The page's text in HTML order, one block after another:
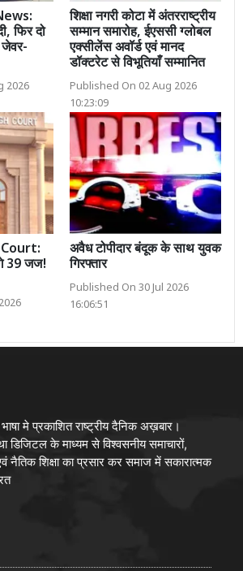
फिर दो
जेवर-
2026
शिक्षा नगरी कोटा में अंतरराष्ट्रीय
सम्मान समारोह, ईएससी ग्लोबल
एक्सीलेंस अवॉर्ड एवं मानद
डॉक्टरेट से विभूतियाँ सम्मानित
Published On 02 Aug 2026
10:23:09
39 जज!
अवैध टोपीदार बंदूक के साथ युवक
गिरफ्तार
Published On 30 Jul 2026
16:06:51
मे प्रकाशित राष्ट्रीय दैनिक अख़बार।
डिजिटल के माध्यम से विश्वसनीय समाचारों,
शिक्षा का प्रसार कर समाज में सकारात्मक